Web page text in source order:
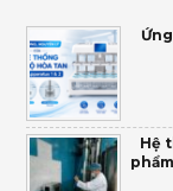
Hệ